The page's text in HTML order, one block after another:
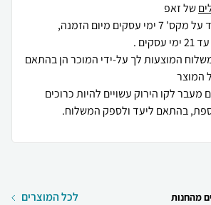
של זאפ
מיום הזמנה,
עד 21 ימי עסקים .
המוצעות לך על-ידי המוכר הן בהתאם
המוצר
מעבר לקו הירוק עשויים להיות כרוכים
בהתאם ליעד ולספק המשלוח.
מהחנות לכל המוצרים